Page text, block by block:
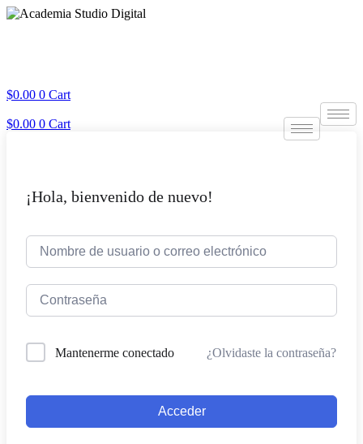
$0.00 0 Cart
$0.00 0 Cart
¡Hola, bienvenido de nuevo!
Mantenerme conectado ¿Olvidaste la contraseña?
Acceder